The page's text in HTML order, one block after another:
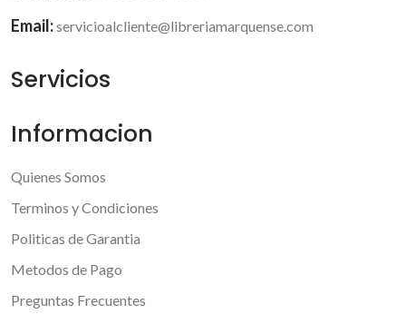
Email:servicioalcliente@libreriamarquense.com
Servicios
Informacion
Quienes Somos
Terminos y Condiciones
Politicas de Garantia
Metodos de Pago
Preguntas Frecuentes